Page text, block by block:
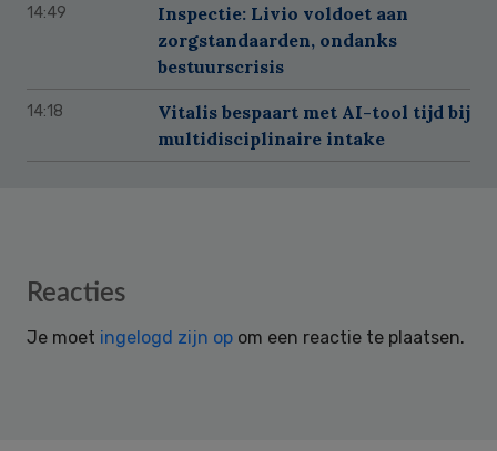
14:49
Inspectie: Livio voldoet aan
zorgstandaarden, ondanks
bestuurscrisis
14:18
Vitalis bespaart met AI-tool tijd bij
multidisciplinaire intake
Reader
Reacties
Je moet ingelogd zijn op om een reactie te plaatsen.